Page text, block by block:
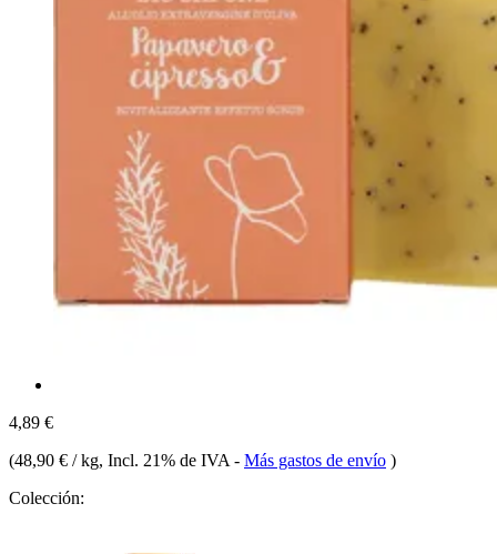
4,89 €
(48,90 € / kg, Incl. 21% de IVA - Más gastos de envío )
Colección: